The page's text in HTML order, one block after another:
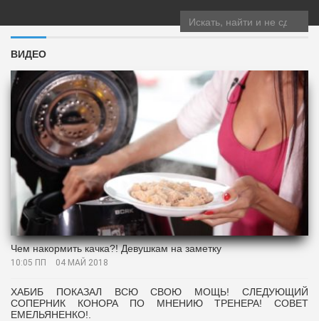
Toggle
navigation
ВИДЕО
Чем накормить качка?! Девушкам на заметку
10:05 ПП 04 МАЙ 2018
ХАБИБ ПОКАЗАЛ ВСЮ СВОЮ МОЩЬ! СЛЕДУЮЩИЙ
СОПЕРНИК КОНОРА ПО МНЕНИЮ ТРЕНЕРА! СОВЕТ
ЕМЕЛЬЯНЕНКО!.